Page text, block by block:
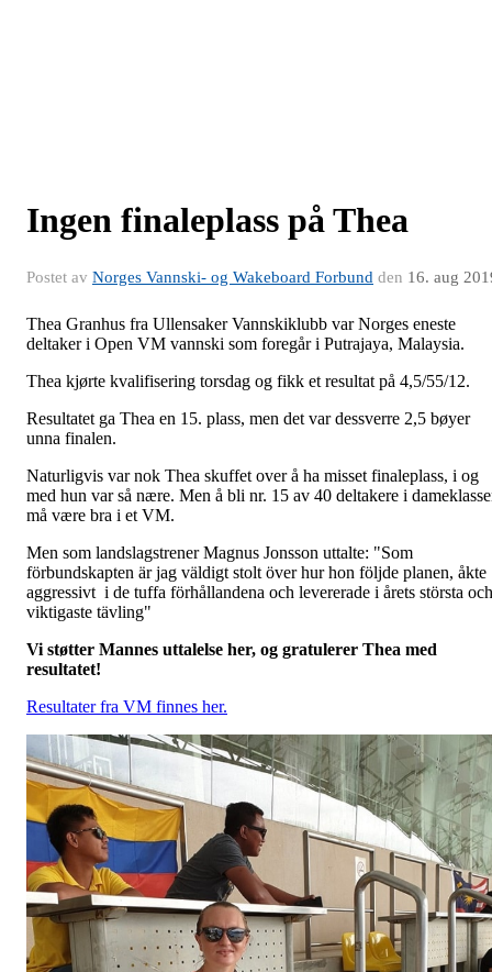
Ingen finaleplass på Thea
Postet av Norges Vannski- og Wakeboard Forbund den 16. aug
Thea Granhus fra Ullensaker Vannskiklubb var Norges eneste
deltaker i Open VM vannski som foregår i Putrajaya, Malaysia.
Thea kjørte kvalifisering torsdag og fikk et resultat på 4,5/55/12.
Resultatet ga Thea en 15. plass, men det var dessverre 2,5 bøyer
unna finalen.
Naturligvis var nok Thea skuffet over å ha misset finaleplass, i og
med hun var så nære. Men å bli nr. 15 av 40 deltakere i
må være bra i et VM.
Men som landslagstrener Magnus Jonsson uttalte: "Som
förbundskapten är jag väldigt stolt över hur hon följde planen, åkte
aggressivt i de tuffa förhållandena och levererade i årets största och
viktigaste tävling"
Vi støtter Mannes uttalelse her, og gratulerer Thea med
resultatet!
Resultater fra VM finnes her.